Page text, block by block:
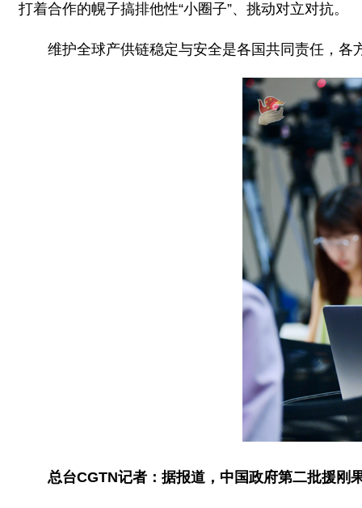
打着合作的幌子搞排他性“小圈子”、挑动对立对抗。
维护全球产供链稳定与安全是各国共同责任，
总台CGTN记者：据报道，中国政府第二批援刚